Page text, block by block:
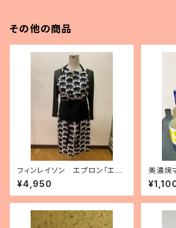
その他の商品
フィンレイソン エプロン「エレ
ファンティ」
¥4,950
美濃焼